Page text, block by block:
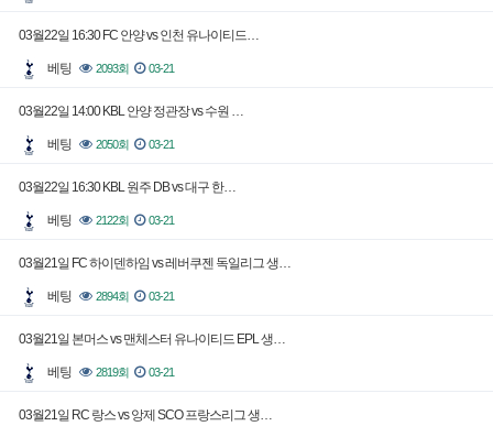
03월22일 16:30 FC 안양 vs 인천 유나이티드…
베팅 2093회 03-21
03월22일 14:00 KBL 안양 정관장 vs 수원 …
베팅 2050회 03-21
03월22일 16:30 KBL 원주 DB vs 대구 한…
베팅 2122회 03-21
03월21일 FC 하이덴하임 vs 레버쿠젠 독일리그 생…
베팅 2894회 03-21
03월21일 본머스 vs 맨체스터 유나이티드 EPL 생…
베팅 2819회 03-21
03월21일 RC 랑스 vs 앙제 SCO 프랑스리그 생…